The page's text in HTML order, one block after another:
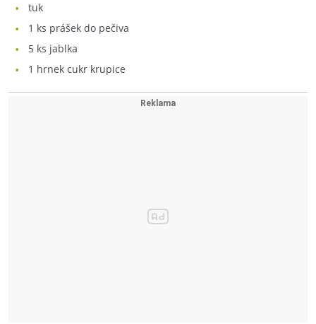
tuk
1 ks prášek do pečiva
5 ks jablka
1 hrnek cukr krupice